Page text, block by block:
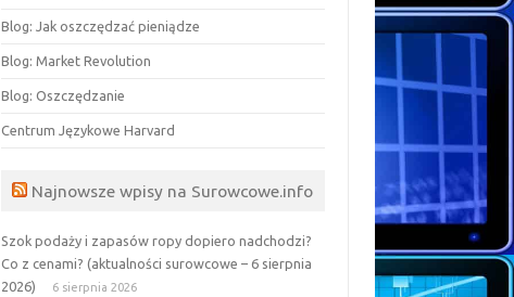
Blog: Jak oszczędzać pieniądze
Blog: Market Revolution
Blog: Oszczędzanie
Centrum Językowe Harvard
Najnowsze wpisy na Surowcowe.info
Szok podaży i zapasów ropy dopiero nadchodzi?
Co z cenami? (aktualności surowcowe – 6 sierpnia
2026)
6 sierpnia 2026